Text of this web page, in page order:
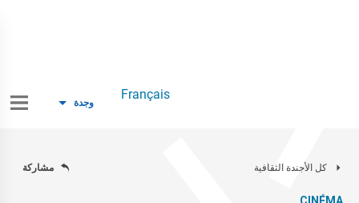
Français
وجدة
كل الأجندة الثقافية مشاركة